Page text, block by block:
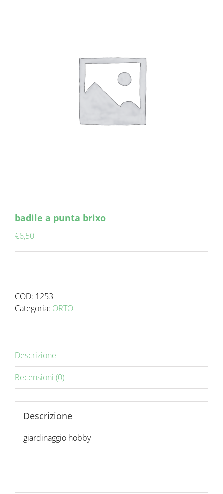
badile a punta brixo
€6,50
COD: 1253
Categoria: ORTO
Descrizione
Recensioni (0)
Descrizione
giardinaggio hobby